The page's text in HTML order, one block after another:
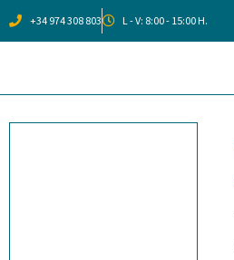
al
+34 974 308 803 L - V: 8:00 - 15:00 H.